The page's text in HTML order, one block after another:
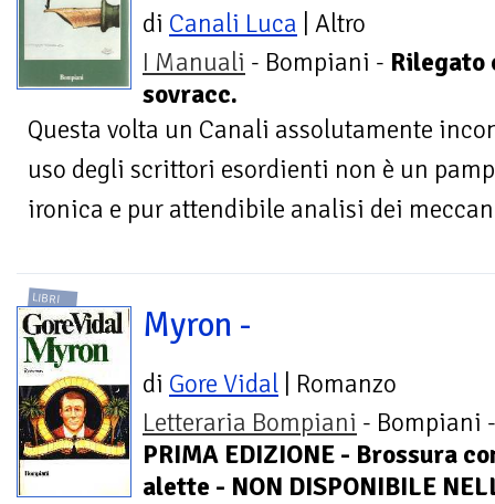
di Canali Luca | Altro
I Manuali - Bompiani - Rilegato
sovracc.
Questa volta un Canali assolutamente
uso degli scrittori esordienti non è un
ironica e pur attendibile analisi dei
LIBRI
Myron -
di Gore Vidal | Romanzo
Letteraria Bompiani - Bompiani -
PRIMA EDIZIONE - Brossura
alette - NON DISPONIBILE